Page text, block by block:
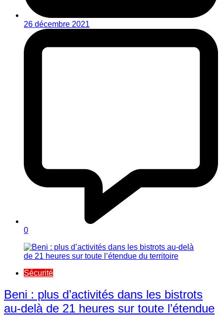
26 décembre 2021
0
Sécurité
Beni : plus d’activités dans les bistrots
au-delà de 21 heures sur toute l’étendue